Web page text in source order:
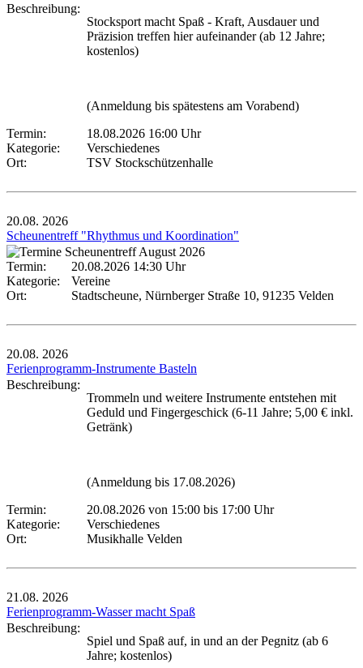
Beschreibung:
Stocksport macht Spaß - Kraft, Ausdauer und
Präzision treffen hier aufeinander (ab 12 Jahre;
kostenlos)
(Anmeldung bis spätestens am Vorabend)
Termin:
18.08.2026 16:00 Uhr
Kategorie:
Verschiedenes
Ort:
TSV Stockschützenhalle
20.08. 2026
Scheunentreff "Rhythmus und Koordination"
Termin:
20.08.2026 14:30 Uhr
Kategorie:
Vereine
Ort:
Stadtscheune, Nürnberger Straße 10, 91235 Velden
20.08. 2026
Ferienprogramm-Instrumente Basteln
Beschreibung:
Trommeln und weitere Instrumente entstehen mit
Geduld und Fingergeschick (6-11 Jahre; 5,00 € inkl.
Getränk)
(Anmeldung bis 17.08.2026)
Termin:
20.08.2026 von 15:00 bis 17:00 Uhr
Kategorie:
Verschiedenes
Ort:
Musikhalle Velden
21.08. 2026
Ferienprogramm-Wasser macht Spaß
Beschreibung:
Spiel und Spaß auf, in und an der Pegnitz (ab 6
Jahre; kostenlos)